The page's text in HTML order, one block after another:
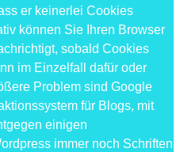
er keinerlei Cookies
können Sie Ihren Browser
sobald Cookies
im Einzelfall dafür oder
Problem sind Google
für Blogs, mit
einigen
immer noch Schriften